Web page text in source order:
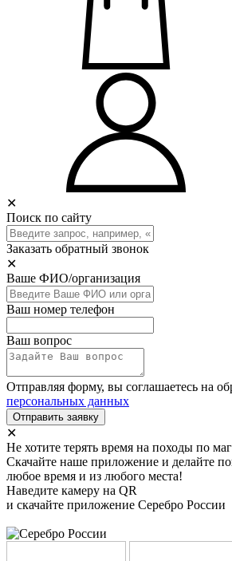
✕
Поиск по сайту
Заказать обратный звонок
✕
Ваше ФИО/организация
Ваш номер телефон
Ваш вопрос
Отправляя форму, вы соглашаетесь на
персональных данных
Отправить заявку
✕
Не хотите терять время на походы по
Скачайте наше приложение и делайте
любое время и из любого места!
Наведите камеру на QR
и скачайте приложение Серебро России